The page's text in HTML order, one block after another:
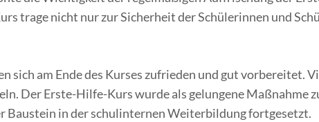
trage nicht nur zur Sicherheit der Schülerinnen und
sich am Ende des Kurses zufrieden und gut vorbereitet.
Der Erste-Hilfe-Kurs wurde als gelungene
Baustein in der schulinternen Weiterbildung fortgesetzt.